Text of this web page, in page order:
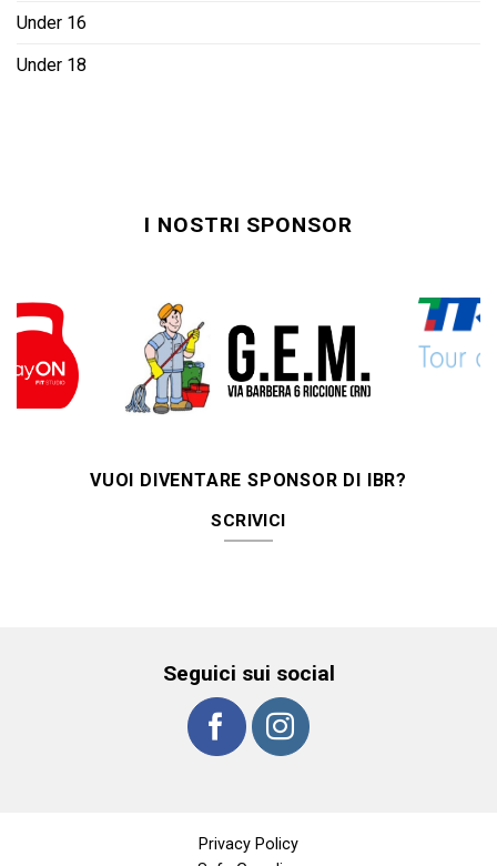
Under 16
Under 18
I NOSTRI SPONSOR
VUOI DIVENTARE SPONSOR DI IBR?
SCRIVICI
Seguici sui social
Privacy Policy